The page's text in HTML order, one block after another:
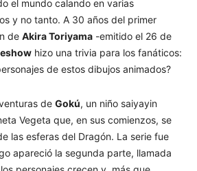
el mundo calando en varias
y no tanto. A 30 años del primer
de Akira Toriyama -emitido el 26 de
hizo una trivia para los fanáticos:
de estos dibujos animados?
de Gokú, un niño saiyayin
Vegeta que, en sus comienzos, se
las esferas del Dragón. La serie fue
apareció la segunda parte, llamada